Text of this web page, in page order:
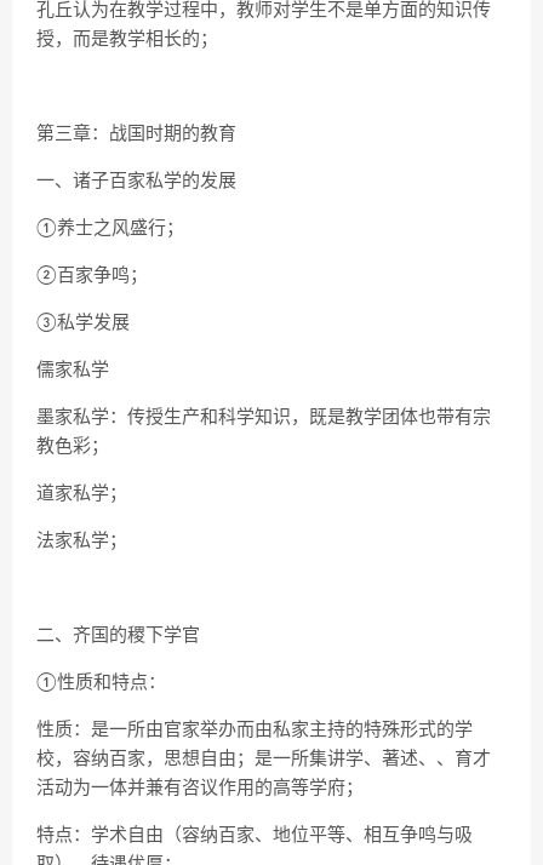
孔丘认为在教学过程中，教师对学生不是单方面的知识传
授，而是教学相长的；
第三章：战国时期的教育
一、诸子百家私学的发展
①养士之风盛行；
②百家争鸣；
③私学发展
儒家私学
墨家私学：传授生产和科学知识，既是教学团体也带有宗
教色彩；
道家私学；
法家私学；
二、齐国的稷下学官
①性质和特点：
性质：是一所由官家举办而由私家主持的特殊形式的学
校，容纳百家，思想自由；是一所集讲学、著述、、育才
活动为一体并兼有咨议作用的高等学府；
特点：学术自由（容纳百家、地位平等、相互争鸣与吸